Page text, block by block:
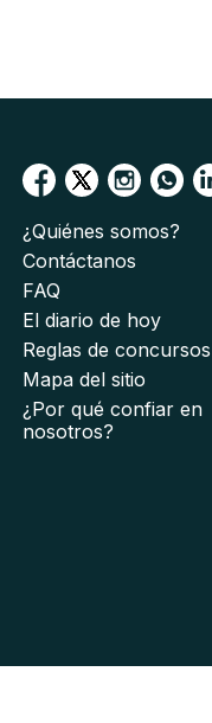
¿Quiénes somos?
Contáctanos
FAQ
El diario de hoy
Reglas de concursos
Mapa del sitio
¿Por qué confiar en
nosotros?